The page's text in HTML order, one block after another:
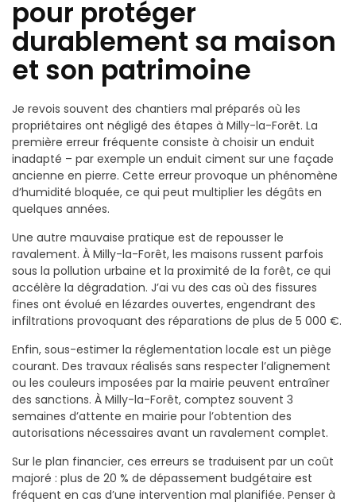
pour protéger
durablement sa maison
et son patrimoine
Je revois souvent des chantiers mal préparés où les
propriétaires ont négligé des étapes à Milly-la-Forêt. La
première erreur fréquente consiste à choisir un enduit
inadapté – par exemple un enduit ciment sur une façade
ancienne en pierre. Cette erreur provoque un phénomène
d’humidité bloquée, ce qui peut multiplier les dégâts en
quelques années.
Une autre mauvaise pratique est de repousser le
ravalement. À Milly-la-Forêt, les maisons russent parfois
sous la pollution urbaine et la proximité de la forêt, ce qui
accélère la dégradation. J’ai vu des cas où des fissures
fines ont évolué en lézardes ouvertes, engendrant des
infiltrations provoquant des réparations de plus de 5 000 €.
Enfin, sous-estimer la réglementation locale est un piège
courant. Des travaux réalisés sans respecter l’alignement
ou les couleurs imposées par la mairie peuvent entraîner
des sanctions. À Milly-la-Forêt, comptez souvent 3
semaines d’attente en mairie pour l’obtention des
autorisations nécessaires avant un ravalement complet.
Sur le plan financier, ces erreurs se traduisent par un coût
majoré : plus de 20 % de dépassement budgétaire est
fréquent en cas d’une intervention mal planifiée. Penser à